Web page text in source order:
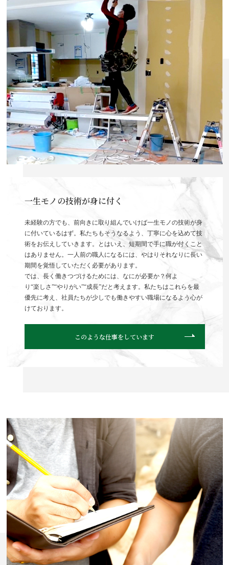
一生モノの技術が身に付く
未経験の方でも、前向きに取り組んでいけば一生モノの技術が身
に付いているはず。私たちもそうなるよう、丁寧に心を込めて技
術をお伝えしていきます。とはいえ、短期間で手に職が付くこと
はありません。一人前の職人になるには、やはりそれなりに長い
期間を覚悟していただく必要があります。
では、長く働きつづけるためには、なにが必要か？何よ
り“楽しさ”“やりがい”“成長”だと考えます。私たちはこれらを最
優先に考え、社員たちが少しでも働きやすい職場になるよう心が
けております。
このような仕事をしています